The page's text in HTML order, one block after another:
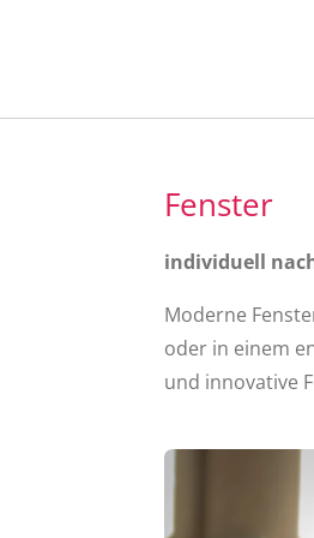
Fenster
individuell
Moderne
oder in einem
und innovative